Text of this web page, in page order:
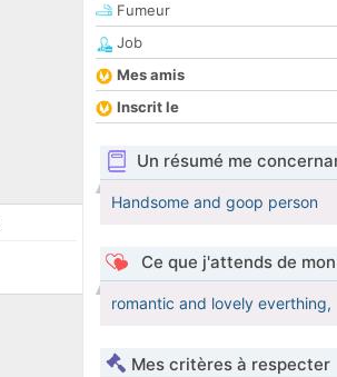
Fumeur
Job
Mes amis
Inscrit le
Un résumé me
Handsome and goop person
Ce que j'attends de
romantic and lovely everthing,
Mes critères à respecter